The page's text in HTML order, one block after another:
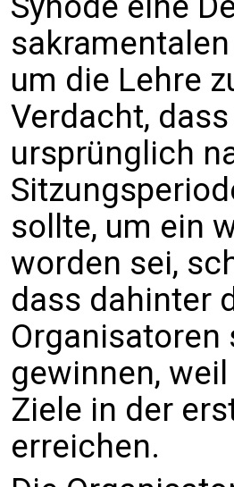
um die Lehre
Verdacht,
ursprünglich
sollte, um ein
worden sei,
dass dahinter
Organisatoren
gewinnen,
Ziele in der
erreichen.